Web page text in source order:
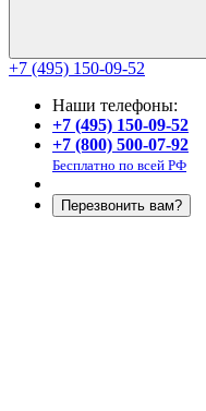
+7 (495) 150-09-52
Наши телефоны:
+7 (495) 150-09-52
+7 (800) 500-07-92
Бесплатно по всей РФ
Перезвонить вам?